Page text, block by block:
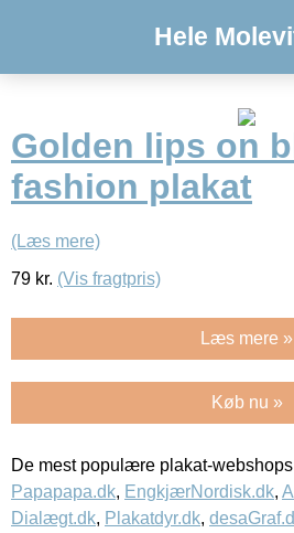
Hele
Golden lips on
fashion plakat
(Læs mere)
79 kr. (Vis fragtpris)
Læs mere »
Køb nu »
De mest populære plakat-
Papapapa.dk, EngkjærNordisk.dk,
Dialægt.dk, Plakatdyr.dk,